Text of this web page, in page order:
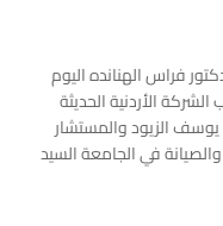
فراس الهنانده اليوم
الأردنية الحديثة
يوسف الزيود والمستشار
في الجامعة السيد